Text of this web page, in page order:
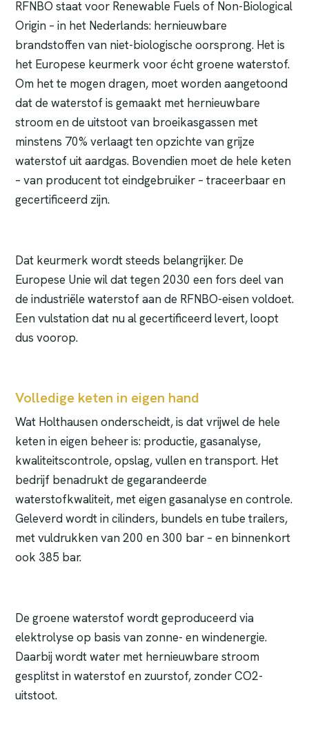
RFNBO staat voor Renewable Fuels of Non-Biological
Origin – in het Nederlands: hernieuwbare
brandstoffen van niet-biologische oorsprong. Het is
het Europese keurmerk voor écht groene waterstof.
Om het te mogen dragen, moet worden aangetoond
dat de waterstof is gemaakt met hernieuwbare
stroom en de uitstoot van broeikasgassen met
minstens 70% verlaagt ten opzichte van grijze
waterstof uit aardgas. Bovendien moet de hele keten
– van producent tot eindgebruiker – traceerbaar en
gecertificeerd zijn.
Dat keurmerk wordt steeds belangrijker. De
Europese Unie wil dat tegen 2030 een fors deel van
de industriële waterstof aan de RFNBO-eisen voldoet.
Een vulstation dat nu al gecertificeerd levert, loopt
dus voorop.
Volledige keten in eigen hand
Wat Holthausen onderscheidt, is dat vrijwel de hele
keten in eigen beheer is: productie, gasanalyse,
kwaliteitscontrole, opslag, vullen en transport. Het
bedrijf benadrukt de gegarandeerde
waterstofkwaliteit, met eigen gasanalyse en controle.
Geleverd wordt in cilinders, bundels en tube trailers,
met vuldrukken van 200 en 300 bar – en binnenkort
ook 385 bar.
De groene waterstof wordt geproduceerd via
elektrolyse op basis van zonne- en windenergie.
Daarbij wordt water met hernieuwbare stroom
gesplitst in waterstof en zuurstof, zonder CO2-
uitstoot.